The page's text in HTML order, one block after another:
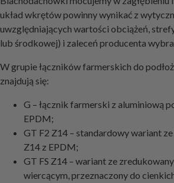
układ wkrętów powinny wynikać z
uwzględniających wartości obciążeń,
lub środkowej) i zaleceń producenta
W grupie łączników farmerskich do
znajdują się:
G – łącznik farmerski z aluminiową
EPDM;
GT F2 Z14 – standardowy wariant
Z14 z EPDM;
GT FS Z14 – wariant ze
wiercącym, przeznaczony do